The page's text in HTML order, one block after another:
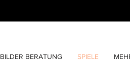
BILDER BERATUNG SPIELE